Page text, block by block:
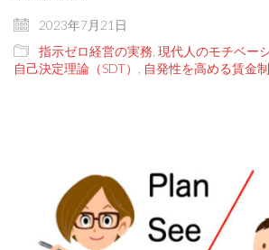
2023年7月21日
指示ゼロ経営の実務 現代人のモチベー
自己決定理論（SDT）
自発性を高める賃金